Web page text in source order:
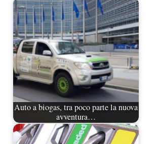
Auto a biogas, tra poco parte la nuova
avventura…